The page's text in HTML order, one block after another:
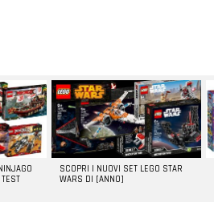
SCOPRI I NUOVI SET LEGO STAR
WARS DI [ANNO]